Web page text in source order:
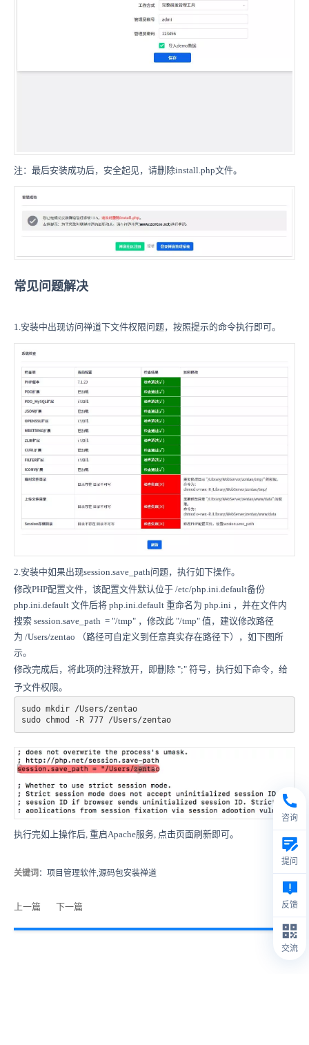
注：最后安装成功后，安全起见，请删除install.php文件。
常见问题解决
1.安装中出现访问禅道下文件权限问题，按照提示的命令执行即可。
2.安装中如果出现session.save_path问题，执行如下操作。
修改PHP配置文件，该配置文件默认位于 /etc/php.ini.default备份
php.ini.default 文件后将 php.ini.default 重命名为 php.ini ，并在文件内
搜索 session.save_path = "/tmp" ，修改此 "/tmp" 值，建议修改路径
为 /Users/zentao （路径可自定义到任意真实存在路径下），如下图所
示。
修改完成后，将此项的注释放开，即删除 ";" 符号，执行如下命令，给
予文件权限。
sudo mkdir /Users/zentao
sudo chmod -R 777 /Users/zentao
执行完如上操作后, 重启Apache服务, 点击页面刷新即可。
关键词 ：项目管理软件,源码包安装禅道
上一篇 下一篇
咨询
提问
反馈
交流